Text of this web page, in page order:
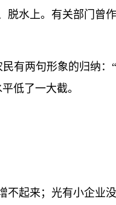
水上。有关部门曾
两句形象的归纳：
低了一大截。
起来；光有小企业